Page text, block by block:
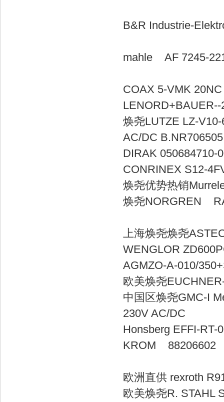
B&R Industrie-
mahle AF
COAX 5-
焕尧LUTZE LZ-
AC/DC
DIRAK
CONRINEX
焕尧优势热销
焕尧
上海焕尧焕
AGMZO-A-
欧美焕尧
中国区焕尧GMC-I
230V
Honsberg
KROM
欧洲直供
欧美焕尧R. STAHL